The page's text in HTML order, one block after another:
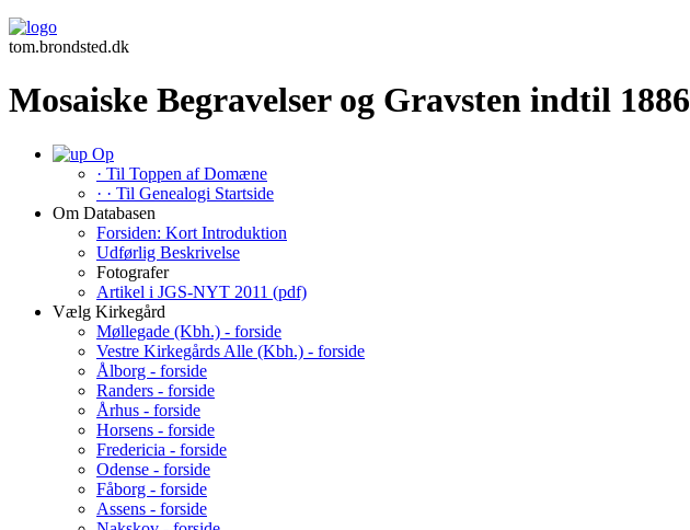
tom.brondsted.dk
Mosaiske Begravelser og Gravsten indtil 1886
Op
· Til Toppen af Domæne
· · Til Genealogi Startside
Om Databasen
Forsiden: Kort Introduktion
Udførlig Beskrivelse
Fotografer
Artikel i JGS-NYT 2011 (pdf)
Vælg Kirkegård
Møllegade (Kbh.) - forside
Vestre Kirkegårds Alle (Kbh.) - forside
Ålborg - forside
Randers - forside
Århus - forside
Horsens - forside
Fredericia - forside
Odense - forside
Fåborg - forside
Assens - forside